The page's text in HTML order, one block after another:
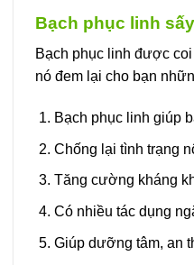
Bạch phục linh
Bạch phục linh được
nó đem lại cho bạn
Bạch phục linh giúp
Chống lại tình trạng
Tăng cường kháng
Có nhiều tác dụng
Giúp dưỡng tâm, an